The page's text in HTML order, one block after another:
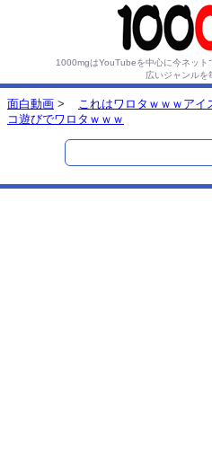
1000mgはYouTubeを中心に今ネット
広いジャンルを
面白動画 >
これはワロタｗｗｗア
コ遊びでワロタｗｗｗ